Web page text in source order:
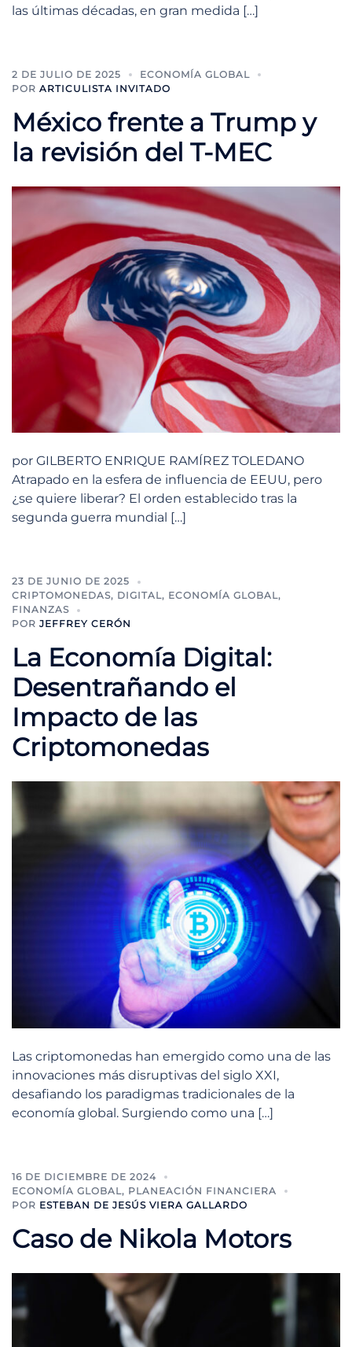
las últimas décadas, en gran medida […]
2 DE JULIO DE 2025
ECONOMÍA GLOBAL
POR ARTICULISTA INVITADO
México frente a Trump y
la revisión del T-MEC
por GILBERTO ENRIQUE RAMÍREZ TOLEDANO
Atrapado en la esfera de influencia de EEUU, pero
¿se quiere liberar? El orden establecido tras la
segunda guerra mundial […]
23 DE JUNIO DE 2025
CRIPTOMONEDAS, DIGITAL, ECONOMÍA GLOBAL,
FINANZAS
POR JEFFREY CERÓN
La Economía Digital:
Desentrañando el
Impacto de las
Criptomonedas
Las criptomonedas han emergido como una de las
innovaciones más disruptivas del siglo XXI,
desafiando los paradigmas tradicionales de la
economía global. Surgiendo como una […]
16 DE DICIEMBRE DE 2024
ECONOMÍA GLOBAL, PLANEACIÓN FINANCIERA
POR ESTEBAN DE JESÚS VIERA GALLARDO
Caso de Nikola Motors